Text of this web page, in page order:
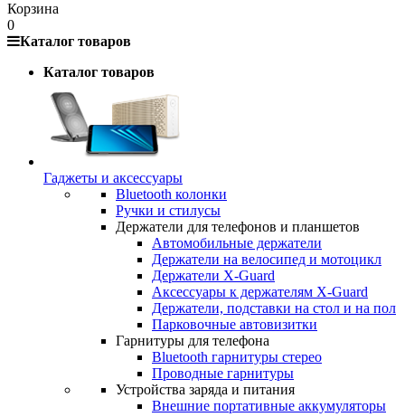
Корзина
0
Каталог товаров
Каталог товаров
Гаджеты и аксессуары
Bluetooth колонки
Ручки и стилусы
Держатели для телефонов и планшетов
Автомобильные держатели
Держатели на велосипед и мотоцикл
Держатели X-Guard
Аксессуары к держателям X-Guard
Держатели, подставки на стол и на пол
Парковочные автовизитки
Гарнитуры для телефона
Bluetooth гарнитуры стерео
Проводные гарнитуры
Устройства заряда и питания
Внешние портативные аккумуляторы